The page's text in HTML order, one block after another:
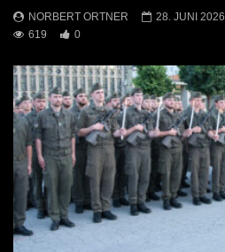
NORBERT ORTNER
28. JUNI 2026
619
0